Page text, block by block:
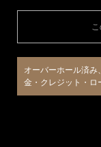
オーバーホール済
金・クレジット・ロ